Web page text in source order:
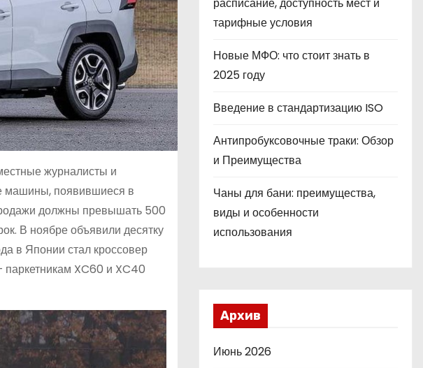
журналисты и
машины, появившиеся в
должны превышать 500
В ноябре объявили десятку
в Японии стал кроссовер
XC60 и XC40
тарифные условия
Новые МФО: что стоит знать в
2025 году
Введение в стандартизацию ISO
Антипробуксовочные траки: Обзор
и Преимущества
Чаны для бани: преимущества,
виды и особенности
использования
Архив
Июнь 2026